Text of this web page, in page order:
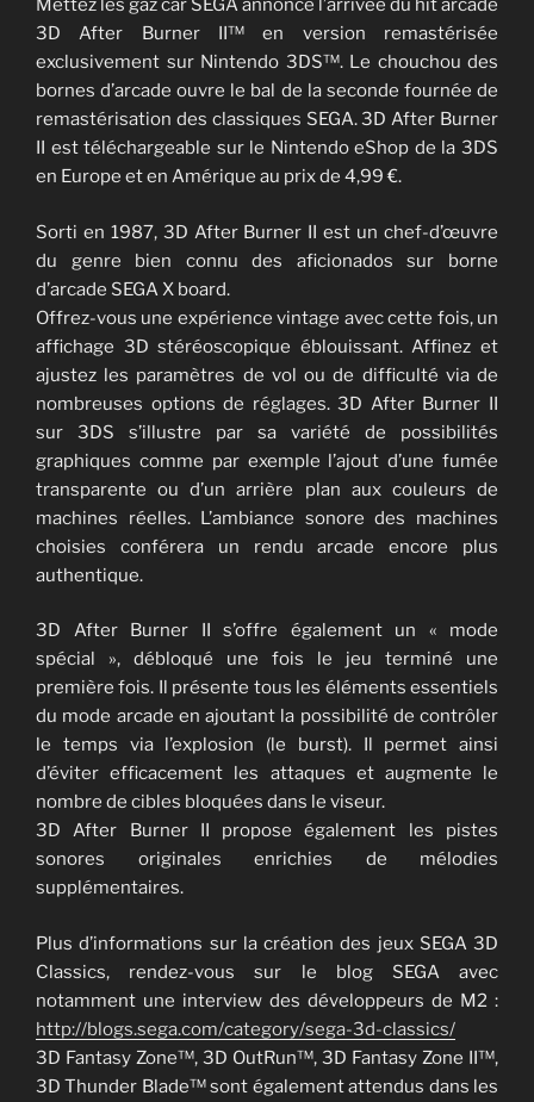
Mettez les gaz car SEGA annonce l’arrivée du hit arcade
3D After Burner II™ en version remastérisée
exclusivement sur Nintendo 3DS™. Le chouchou des
bornes d’arcade ouvre le bal de la seconde fournée de
remastérisation des classiques SEGA. 3D After Burner
II est téléchargeable sur le Nintendo eShop de la 3DS
en Europe et en Amérique au prix de 4,99 €.
Sorti en 1987, 3D After Burner II est un chef-d’œuvre
du genre bien connu des aficionados sur borne
d’arcade SEGA X board.
Offrez-vous une expérience vintage avec cette fois, un
affichage 3D stéréoscopique éblouissant. Affinez et
ajustez les paramètres de vol ou de difficulté via de
nombreuses options de réglages. 3D After Burner II
sur 3DS s’illustre par sa variété de possibilités
graphiques comme par exemple l’ajout d’une fumée
transparente ou d’un arrière plan aux couleurs de
machines réelles. L’ambiance sonore des machines
choisies conférera un rendu arcade encore plus
authentique.
3D After Burner II s’offre également un « mode
spécial », débloqué une fois le jeu terminé une
première fois. Il présente tous les éléments essentiels
du mode arcade en ajoutant la possibilité de contrôler
le temps via l’explosion (le burst). Il permet ainsi
d’éviter efficacement les attaques et augmente le
nombre de cibles bloquées dans le viseur.
3D After Burner II propose également les pistes
sonores originales enrichies de mélodies
supplémentaires.
Plus d’informations sur la création des jeux SEGA 3D
Classics, rendez-vous sur le blog SEGA avec
notamment une interview des développeurs de M2 :
http://blogs.sega.com/category/sega-3d-classics/
3D Fantasy Zone™, 3D OutRun™, 3D Fantasy Zone II™,
3D Thunder Blade™ sont également attendus dans les